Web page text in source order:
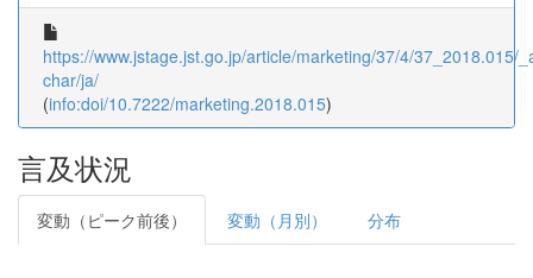
https://www.jstage.jst.go.jp/article/marketing/37/4/37_2018.015/
char/ja/
(info:doi/10.7222/marketing.2018.015)
言及状況
変動（ピーク前後） 変動（月別） 分布